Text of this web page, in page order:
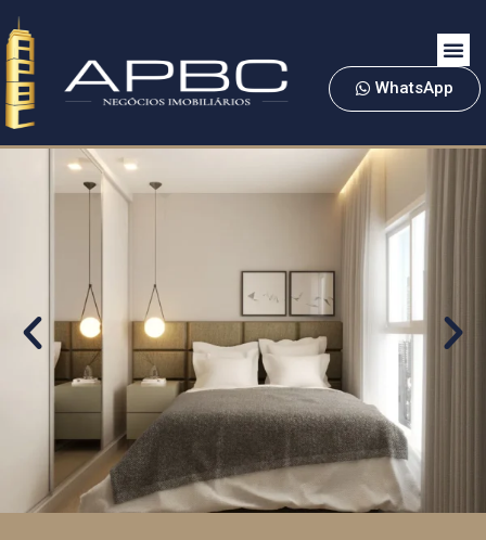
WhatsApp